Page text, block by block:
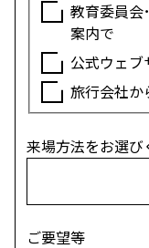
教育委員会
案内で
公式ウェブ
旅行会社か
来場方法をお選び
ご要望等